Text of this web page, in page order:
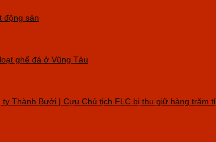
động sản
ghế đá ở Vũng Tàu
Thành Bưởi | Cựu Chủ tịch FLC bị thu giữ hàng trăm tỉ